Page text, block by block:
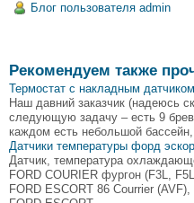
Блог пользователя admin
Рекомендуем также
Термостат с накладным датчиком
Наш давний заказчик (надеюсь
следующую задачу – есть 9
каждом есть небольшой
Датчики температуры форд
Датчик, температура
FORD COURIER фургон (F3L,
FORD ESCORT 86 Courrier